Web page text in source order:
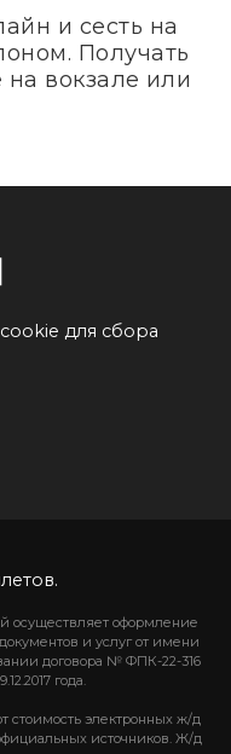
и сесть на
Получать
на вокзале или
для сбора
осуществляет оформление
и услуг от имени
договора № ФПК-22-316
года.
стоимость электронных ж/д
источников. Ж/д